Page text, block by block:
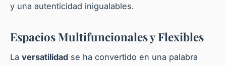
y una autenticidad inigualables.
Espacios Multifuncionales y Flexibles
La versatilidad se ha convertido en una palabra